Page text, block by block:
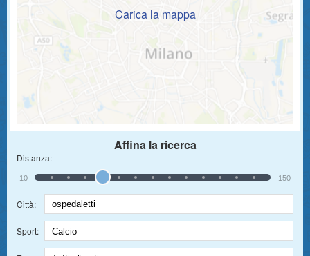
Carica la mappa
Affina la ricerca
Distanza:
10 150
Città:
Sport: